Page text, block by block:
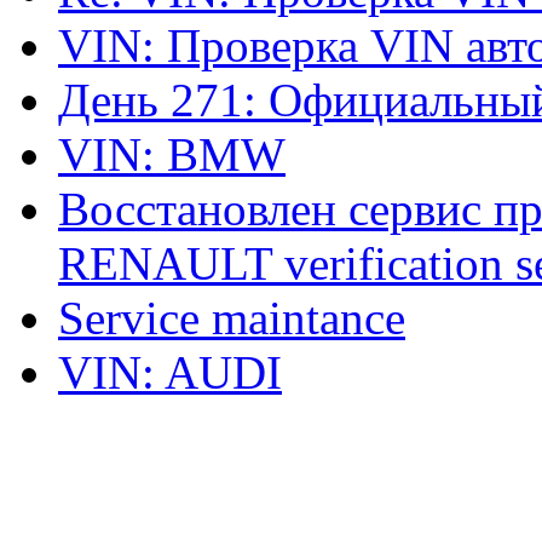
VIN: Проверка VIN
День 271:
VIN: BMW
Восстановлен сервис
RENAULT verification
Service maintance
VIN: AUDI